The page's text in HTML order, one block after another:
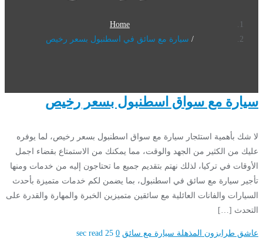
Home
سيارة مع سائق في اسطنبول بسعر رخيص
سيارة مع سواق اسطنبول بسعر رخيص
لا شك بأهمية استئجار سيارة مع سواق اسطنبول بسعر رخيص، لما يوفره
عليك من الكثير من الجهد والوقت، مما يمكنك من الاستمتاع بقضاء اجمل
الأوقات في تركيا، لذلك نهتم بتقديم جميع ما تحتاجون إليه من خدمات ومنها
تأجير سيارة مع سائق في اسطنبول، بما يضمن لكم خدمات متميزة بأحدث
السيارات والفانات العائلية مع سائقين متميزين الخبرة والمهارة والقدرة على
التحدث […]
عاشق طرابزون المذهلة سيارة مع سائق 0
25 sec read